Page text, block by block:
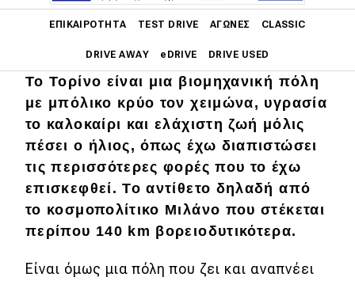
ΕΠΙΚΑΙΡΌΤΗΤΑ TEST DRIVE ΑΓΏΝΕΣ CLASSIC
DRIVE AWAY eDRIVE DRIVE USED
Main navigation
Επικαιρότητα
Νέα μοντέλα
Πρωτότυπα
Ελλάδα
Κόσμος
Τεχνολογία
ΦΩΤΟΓΡΑΦΙΕΣ
Το Τορίνο είναι μια βιομηχανική πόλη
με μπόλικο κρύο τον χειμώνα, υγρασία
το καλοκαίρι και ελάχιστη ζωή μόλις
πέσει ο ήλιος, όπως έχω διαπιστώσει
τις περισσότερες φορές που το έχω
επισκεφθεί. Το αντίθετο δηλαδή από
το κοσμοπολίτικο Μιλάνο που στέκεται
περίπου 140 km βορειοδυτικότερα.
Είναι όμως μια πόλη που ζει και αναπνέει